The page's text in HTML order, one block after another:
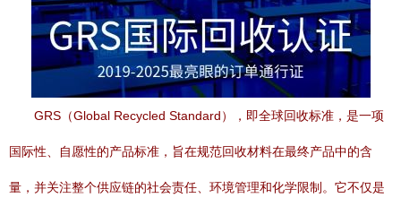
GRS（Global Recycled Standard），即全球回收标准，是一项
国际性、自愿性的产品标准，旨在规范回收材料在最终产品中的含
量，并关注整个供应链的社会责任、环境管理和化学限制。它不仅是